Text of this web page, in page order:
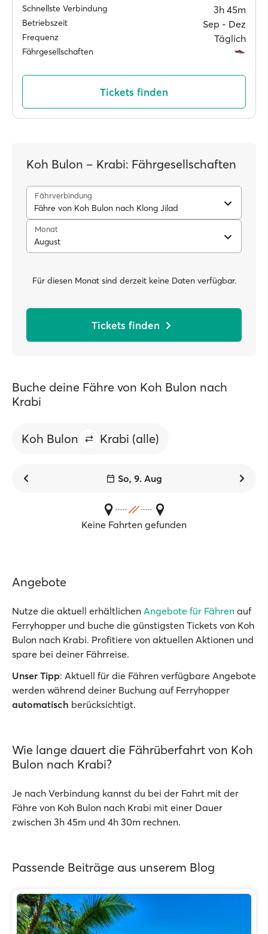
Schnellste Verbindung 3h 45m
Betriebszeit Sep ‐ Dez
Frequenz Täglich
Fährgesellschaften
Tickets finden
Koh Bulon – Krabi: Fährgesellschaften
Fährverbindung
Fähre von Koh Bulon nach Klong Jilad
Monat
August
Für diesen Monat sind derzeit keine Daten verfügbar.
Tickets finden
Buche deine Fähre von Koh Bulon nach
Krabi
Koh Bulon Krabi (alle)
So, 9. Aug
Keine Fahrten gefunden
Angebote
Nutze die aktuell erhältlichen Angebote für Fähren auf
Ferryhopper und buche die günstigsten Tickets von Koh
Bulon nach Krabi. Profitiere von aktuellen Aktionen und
spare bei deiner Fährreise.
Unser Tipp: Aktuell für die Fähren verfügbare Angebote
werden während deiner Buchung auf Ferryhopper
automatisch berücksichtigt.
Wie lange dauert die Fährüberfahrt von Koh
Bulon nach Krabi?
Je nach Verbindung kannst du bei der Fahrt mit der
Fähre von Koh Bulon nach Krabi mit einer Dauer
zwischen 3h 45m und 4h 30m rechnen.
Passende Beiträge aus unserem Blog